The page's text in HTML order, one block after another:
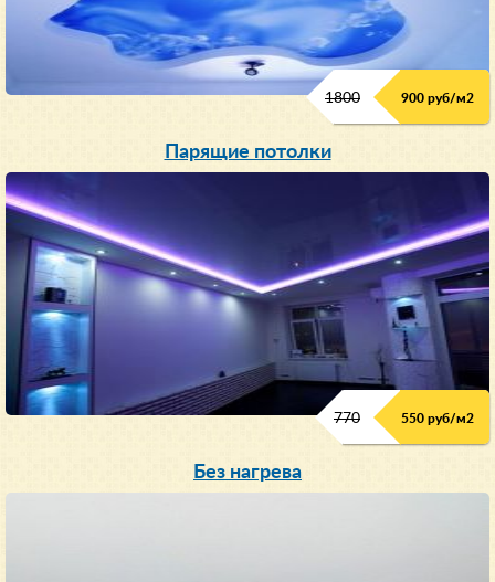
1800 900 руб/м2
Парящие потолки
770 550 руб/м2
Без нагрева